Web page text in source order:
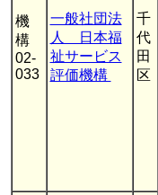
機
構
02-
033
一般社団法
人 日本福
祉サービス
評価機構
千
代
田
区